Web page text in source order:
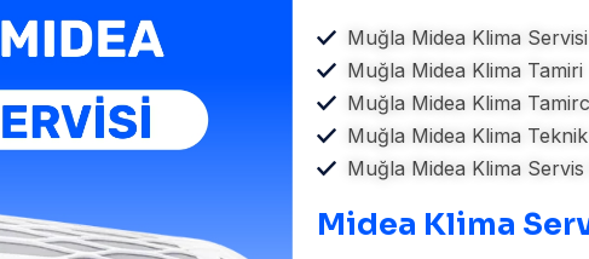
Muğla Midea Klima Servisi
Muğla Midea Klima Tamiri
Muğla Midea Klima
Muğla Midea Klima
Muğla Midea Klima Servis
Midea Klima